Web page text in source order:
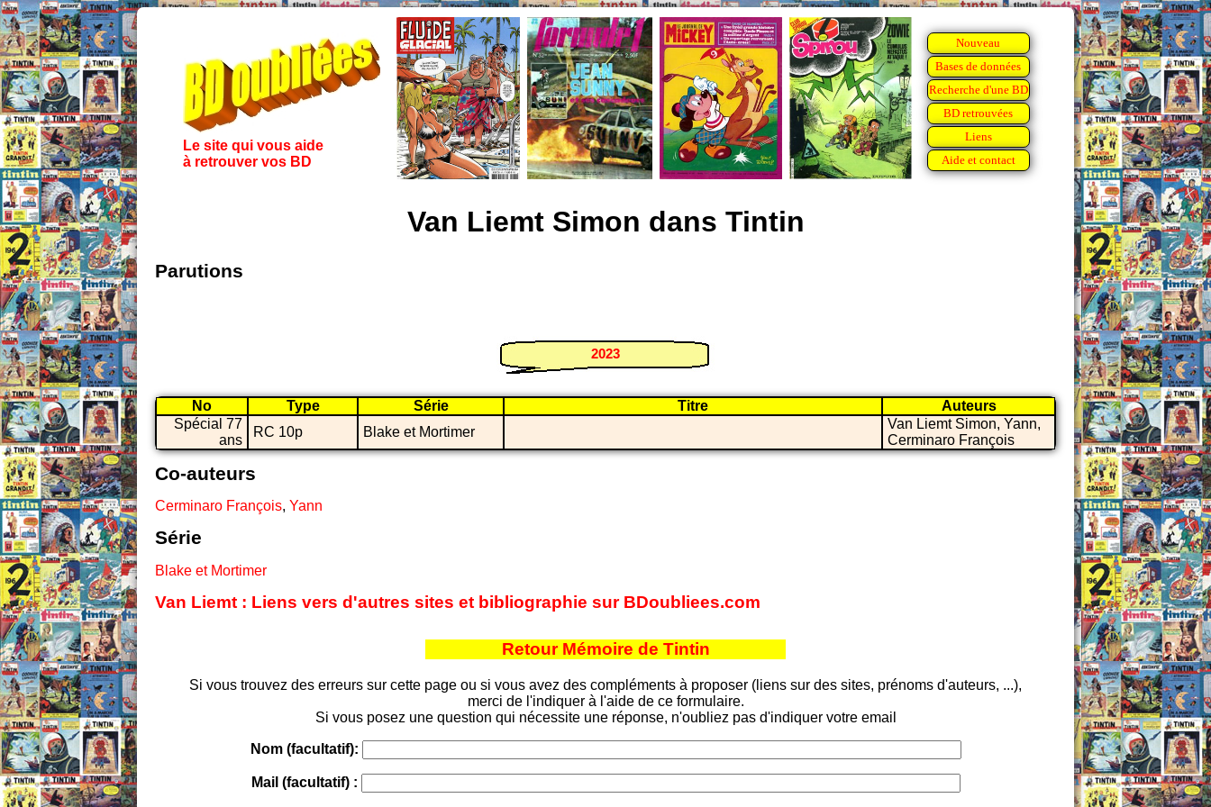
Le site qui vous aide
à retrouver vos BD
Nouveau
Bases de données
Recherche d'une BD
BD retrouvées
Liens
Aide et contact
Van Liemt Simon dans Tintin
Parutions
2023
No Type Série Titre
Auteurs
Spécial 77
ans
RC 10p Blake et Mortimer
Van Liemt Simon, Yann,
Cerminaro François
Co-auteurs
Cerminaro François, Yann
Série
Blake et Mortimer
Van Liemt : Liens vers d'autres sites et bibliographie sur BDoubliees.com
Retour Mémoire de Tintin
Si vous trouvez des erreurs sur cette page ou si vous avez des compléments à proposer (liens sur des sites, prénoms d'auteurs, ...),
merci de l'indiquer à l'aide de ce formulaire.
Si vous posez une question qui nécessite une réponse, n'oubliez pas d'indiquer votre email
Nom (facultatif):
Mail (facultatif) :